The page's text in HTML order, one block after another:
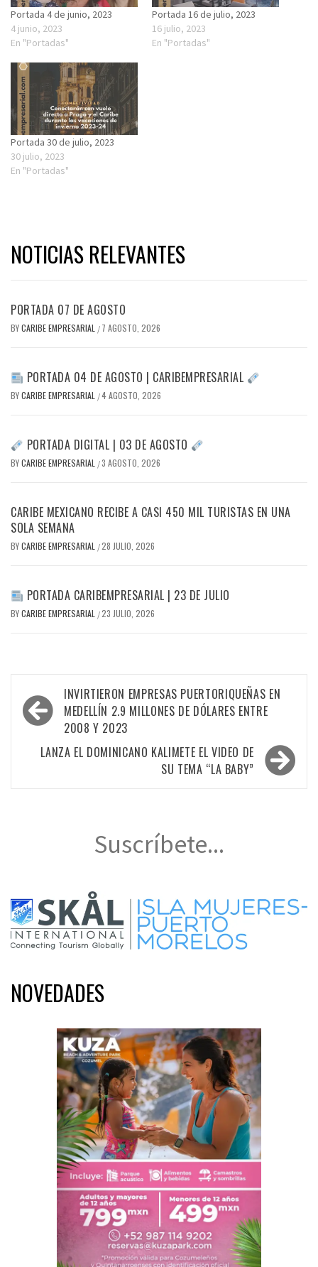
Portada 4 de junio, 2023
4 junio, 2023
En "Portadas"
Portada 16 de julio, 2023
16 julio, 2023
En "Portadas"
Portada 30 de julio, 2023
30 julio, 2023
En "Portadas"
NOTICIAS RELEVANTES
PORTADA 07 DE AGOSTO
BYCARIBE EMPRESARIAL / 7 AGOSTO, 2026
PORTADA 04 DE AGOSTO | CARIBEMPRESARIAL
BYCARIBE EMPRESARIAL /4 AGOSTO, 2026
PORTADA DIGITAL | 03 DE AGOSTO
BYCARIBE EMPRESARIAL /3 AGOSTO, 2026
CARIBE MEXICANO RECIBE A CASI 450 MIL TURISTAS EN UNA
SOLA SEMANA
BYCARIBE EMPRESARIAL /28 JULIO, 2026
PORTADA CARIBEMPRESARIAL | 23 DE JULIO
BYCARIBE EMPRESARIAL /23 JULIO, 2026
Navegación
de
entradas
INVIRTIERON EMPRESAS PUERTORIQUEÑAS EN
MEDELLÍN 2.9 MILLONES DE DÓLARES ENTRE
2008 Y 2023
LANZA EL DOMINICANO KALIMETE EL VIDEO DE
SU TEMA “LA BABY”
Suscríbete...
NOVEDADES